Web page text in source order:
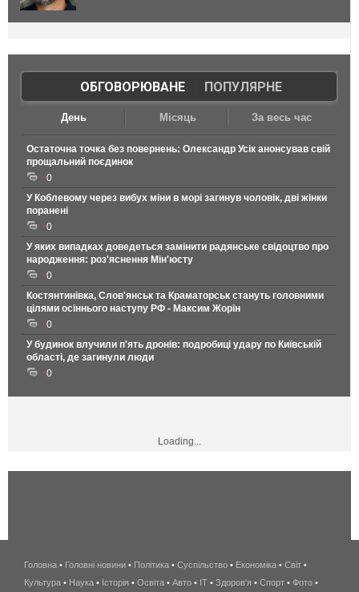
ОБГОВОРЮВАНЕ| ПОПУЛЯРНЕ
День Місяць За весь час
Остаточна точка без повернень: Олександр Усік анонсував свій
прощальний поєдинок
0
У Коблевому через вибух міни в морі загинув чоловік, дві жінки
поранені
0
У яких випадках доведеться замінити радянське свідоцтво про
народження: роз'яснення Мін'юсту
0
Костянтинівка, Слов'янськ та Краматорськ стануть головними
цілями осіннього наступу РФ - Максим Жорін
0
У будинок влучили п'ять дронів: подробиці удару по Київській
області, де загинули люди
0
Loading...
беспроводной
интернет
Головна • Головні новини • Політика • Суспільство • Економіка • Світ •
Культура • Наука • Історія • Освіта • Авто • IT • Здоров'я • Спорт • Фото •